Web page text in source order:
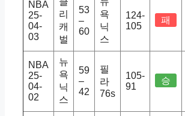
NBA
25-
04-
03
리
캐
벌
53
–
60
욕
닉
스
124-
105
패
NBA
25-
04-
02
뉴
욕
닉
스
59
–
42
필
라
76s
105-
91
승